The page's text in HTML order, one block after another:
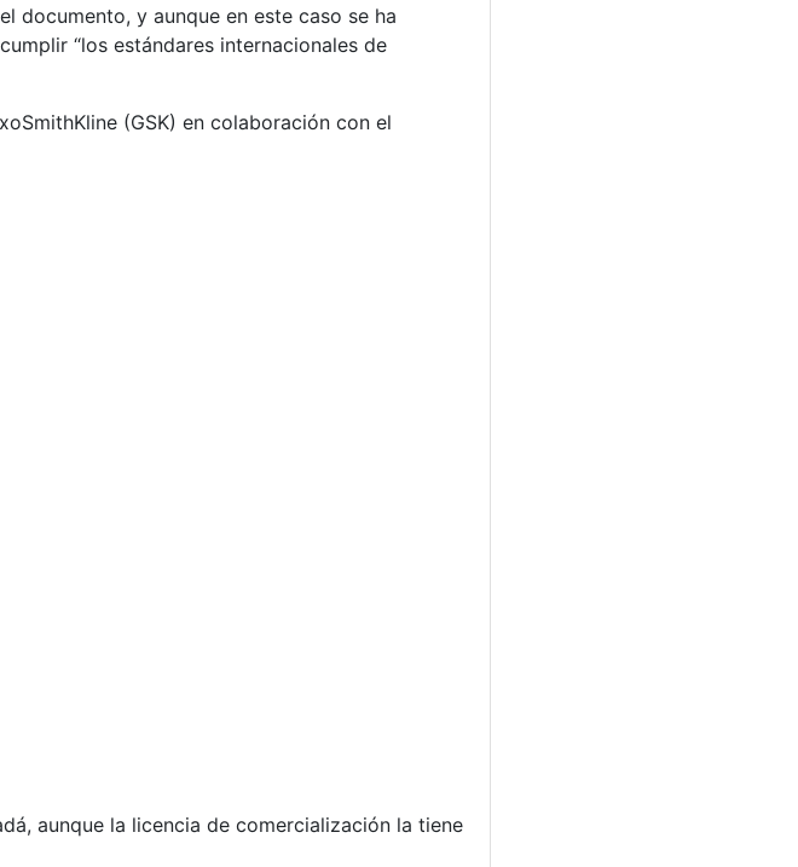
documento, y aunque en este caso se ha
“los estándares internacionales de
(GSK) en colaboración con el
aunque la licencia de comercialización la tiene